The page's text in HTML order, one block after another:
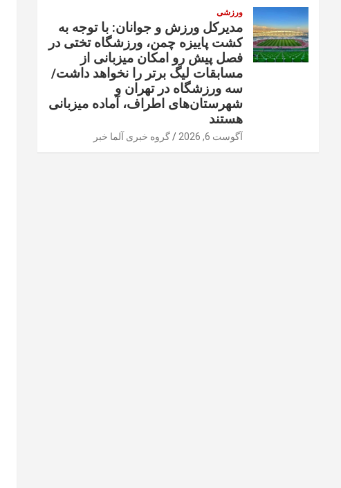
ورزشی
مدیرکل ورزش و جوانان: با توجه به
کشت پاییزه چمن، ورزشگاه تختی در
فصل پیش رو امکان میزبانی از
مسابقات لیگ برتر را نخواهد داشت/
سه ورزشگاه در تهران و
شهرستان‌های اطراف، آماده میزبانی
هستند
آگوست 6, 2026 گروه خبری آلما خبر